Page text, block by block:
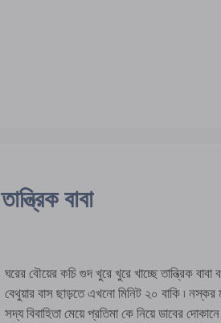
বাবা
ঘরের বৌয়ের কচি গুদ খুরে খুরে খাচ্ছে তান্ত্রিক
বেথুয়ার বাস ছাড়তে এখনো মিনিট ২০ বাকি ৷ নস্কর
সদ্য বিবাহিতা মেয়ে প্রতিমা কে নিয়ে ডাবের